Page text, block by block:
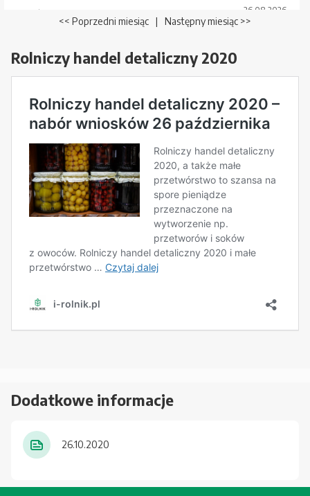
Dzień Psa 26.08.2026
<< Poprzedni miesiąc | Następny miesiąc >>
Rolniczy handel detaliczny 2020
Dodatkowe informacje
26.10.2020